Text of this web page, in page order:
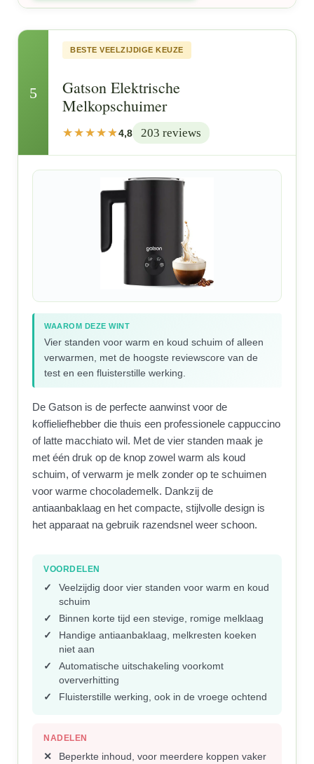
5
BESTE VEELZIJDIGE KEUZE
Gatson Elektrische
Melkopschuimer
4,8 203 reviews
WAAROM DEZE WINT
Vier standen voor warm en koud schuim of alleen
verwarmen, met de hoogste reviewscore van de
test en een fluisterstille werking.
De Gatson is de perfecte aanwinst voor de
koffieliefhebber die thuis een professionele cappuccino
of latte macchiato wil. Met de vier standen maak je
met één druk op de knop zowel warm als koud
schuim, of verwarm je melk zonder op te schuimen
voor warme chocolademelk. Dankzij de
antiaanbaklaag en het compacte, stijlvolle design is
het apparaat na gebruik razendsnel weer schoon.
VOORDELEN
Veelzijdig door vier standen voor warm en koud
schuim
Binnen korte tijd een stevige, romige melklaag
Handige antiaanbaklaag, melkresten koeken
niet aan
Automatische uitschakeling voorkomt
oververhitting
Fluisterstille werking, ook in de vroege ochtend
NADELEN
Beperkte inhoud, voor meerdere koppen vaker